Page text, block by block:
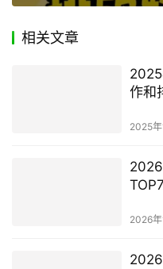
相关文章
作和
2025
2026
2026年